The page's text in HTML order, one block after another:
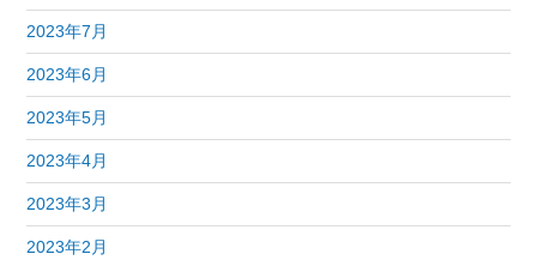
2023年7月
2023年6月
2023年5月
2023年4月
2023年3月
2023年2月